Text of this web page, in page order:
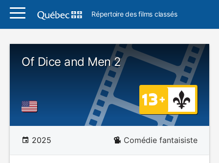
Répertoire des films classés
Of Dice and Men 2
2025 Comédie fantaisiste